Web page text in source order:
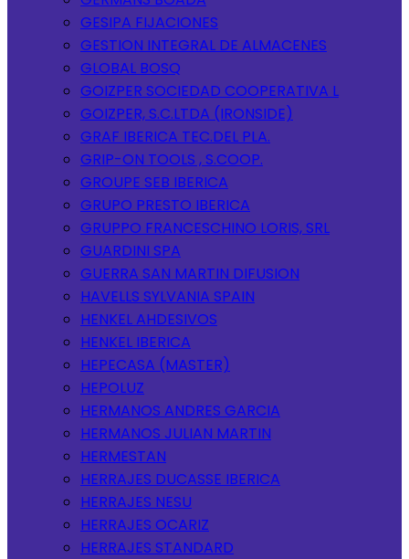
GESIPA FIJACIONES
GESTION INTEGRAL DE ALMACENES
GLOBAL BOSQ
GOIZPER SOCIEDAD COOPERATIVA L
GOIZPER, S.C.LTDA (IRONSIDE)
GRAF IBERICA TEC.DEL PLA.
GRIP-ON TOOLS , S.COOP.
GROUPE SEB IBERICA
GRUPO PRESTO IBERICA
GRUPPO FRANCESCHINO LORIS, SRL
GUARDINI SPA
GUERRA SAN MARTIN DIFUSION
HAVELLS SYLVANIA SPAIN
HENKEL AHDESIVOS
HENKEL IBERICA
HEPECASA (MASTER)
HEPOLUZ
HERMANOS ANDRES GARCIA
HERMANOS JULIAN MARTIN
HERMESTAN
HERRAJES DUCASSE IBERICA
HERRAJES NESU
HERRAJES OCARIZ
HERRAJES STANDARD